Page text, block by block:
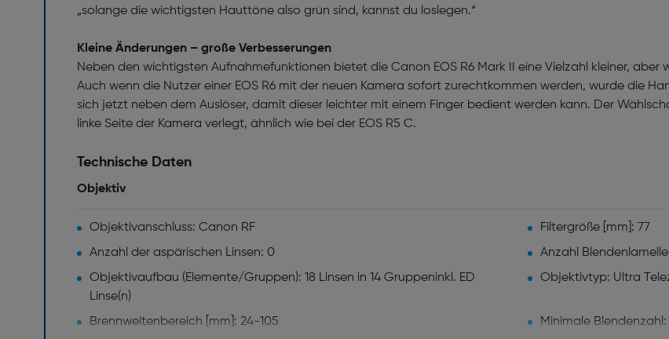
„solange die wichtigsten Hauttöne also grün sind, kannst du loslegen.“
Kleine Änderungen – große Verbesserungen
Neben den wichtigsten Aufnahmefunktionen bietet die Canon EOS R6 Mark II eine Vielzahl kleiner, aber
Auch wenn die Nutzer einer EOS R6 mit der neuen Kamera sofort zurechtkommen werden, wurde die
sich jetzt neben dem Auslöser, damit dieser leichter mit einem Finger bedient werden kann. Der
linke Seite der Kamera verlegt, ähnlich wie bei der EOS R5 C.
Technische Daten
Objektiv
Objektivanschluss: Canon RF
Filtergröße [mm]: 77
Anzahl der aspärischen Linsen: 0
Anzahl
Objektivaufbau (Elemente/Gruppen): 18 Linsen in 14 Gruppeninkl. ED
Linse(n)
Objektivtyp: Ultra
Brennweitenbereich [mm]: 24-105
Minimale Blendenzahl: